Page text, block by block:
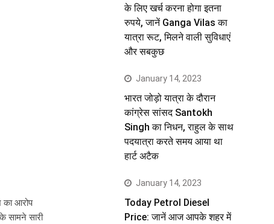
का आरोप
सामने सारी
के लिए खर्च करना होगा इतना
रुपये, जानें Ganga Vilas का
यात्रा रूट, मिलने वाली सुविधाएं
और सबकुछ
January 14, 2023
भारत जोड़ो यात्रा के दौरान
कांग्रेस सांसद Santokh
Singh का निधन, राहुल के साथ
पदयात्रा करते समय आया था
हार्ट अटैक
January 14, 2023
Today Petrol Diesel
Price: जानें आज आपके शहर में